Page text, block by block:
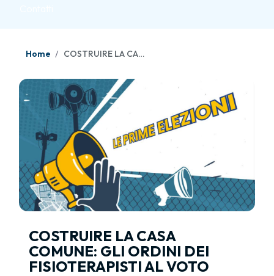
Home COSTRUIRE LA CASA COMUNE: GLI ORDINI DEI FISIOTERAPISTI AL VOTO
COSTRUIRE LA CASA
COMUNE: GLI ORDINI DEI
FISIOTERAPISTI AL VOTO